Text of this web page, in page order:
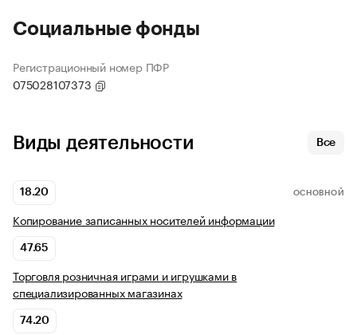
Социальные фонды
Регистрационный номер ПФР
075028107373
Виды деятельности Все
18.20 ОСНОВНОЙ
Копирование записанных носителей информации
47.65
Торговля розничная играми и игрушками в
специализированных магазинах
74.20